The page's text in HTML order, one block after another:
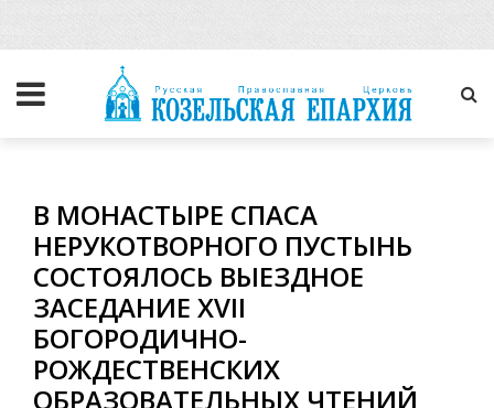
В МОНАСТЫРЕ СПАСА
НЕРУКОТВОРНОГО ПУСТЫНЬ
СОСТОЯЛОСЬ ВЫЕЗДНОЕ
ЗАСЕДАНИЕ XVII
БОГОРОДИЧНО-
РОЖДЕСТВЕНСКИХ
ОБРАЗОВАТЕЛЬНЫХ ЧТЕНИЙ